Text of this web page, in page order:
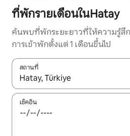
ที่พักรายเดือนในHatay
ค้นพบที่พักระยะยาวที่ให้ความรู้สึ
การเข้าพักตั้งแต่ 1 เดือนขึ้นไป
สถานที่
ใช้ลูกศรขึ้นลง หรือใช้การสัมผัสหรือปั
เช็คอิน